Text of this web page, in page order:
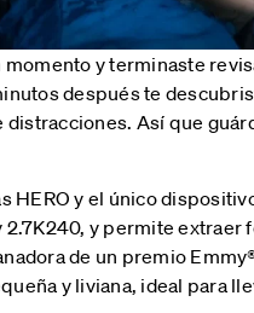
y terminaste
después te
Así que
HERO y el único
y permite
de un premio
y liviana, ideal para